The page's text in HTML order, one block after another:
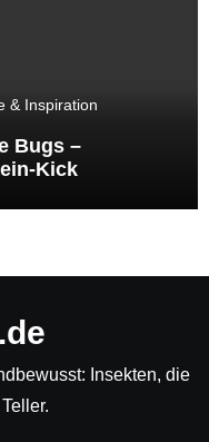
& Inspiration
Bugs –
Kick
Insekten, die